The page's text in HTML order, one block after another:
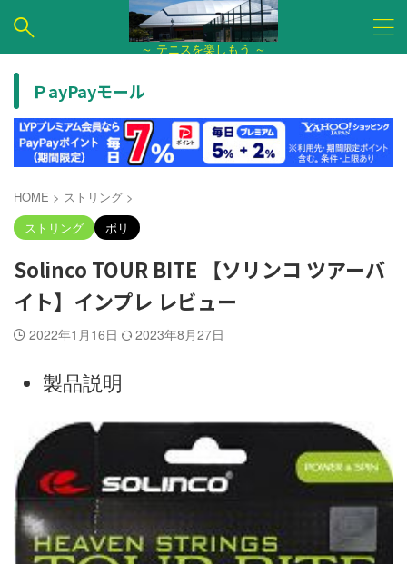
～ テニスを楽しもう ～
ＰayPayモール
HOME > ストリング >
ストリング
ポリ
Solinco TOUR BITE 【ソリンコ ツアーバ
イト】インプレ レビュー
2022年1月16日 2023年8月27日
製品説明